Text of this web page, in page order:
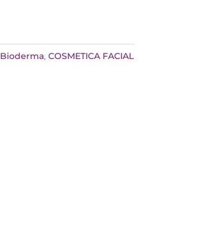
Bioderma,COSMETICA FACIAL